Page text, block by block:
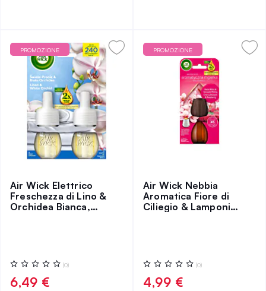
PROMOZIONE
Air Wick Elettrico
Freschezza di Lino &
Orchidea Bianca,
Valutazione:
0%
(0)
6,49 €
PROMOZIONE
Air Wick Nebbia
Aromatica Fiore di
Ciliegio & Lamponi
Valutazione:
0%
(0)
4,99 €